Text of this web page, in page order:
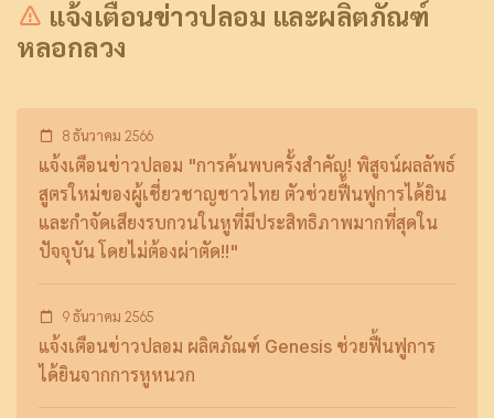
แจ้งเตือนข่าวปลอม และผลิตภัณฑ์
หลอกลวง
8 ธันวาคม 2566
แจ้งเตือนข่าวปลอม "การค้นพบครั้งสำคัญ! พิสูจน์ผลลัพธ์
สูตรใหม่ของผู้เชี่ยวชาญชาวไทย ตัวช่วยฟื้นฟูการได้ยิน
และกำจัดเสียงรบกวนในหูที่มีประสิทธิภาพมากที่สุดใน
ปัจจุบัน โดยไม่ต้องผ่าตัด!!"
9 ธันวาคม 2565
แจ้งเตือนข่าวปลอม ผลิตภัณฑ์ Genesis ช่วยฟื้นฟูการ
ได้ยินจากการหูหนวก